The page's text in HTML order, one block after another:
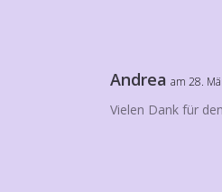
Andrea am 28.
Vielen Dank für